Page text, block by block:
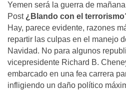
Yemen será la guerra de
Post ¿Blando con el
Hay, parece evidente, razones
repartir las culpas en el manejo
Navidad. No para algunos
vicepresidente Richard B.
embarcado en una fea carrera
infligiendo un daño político